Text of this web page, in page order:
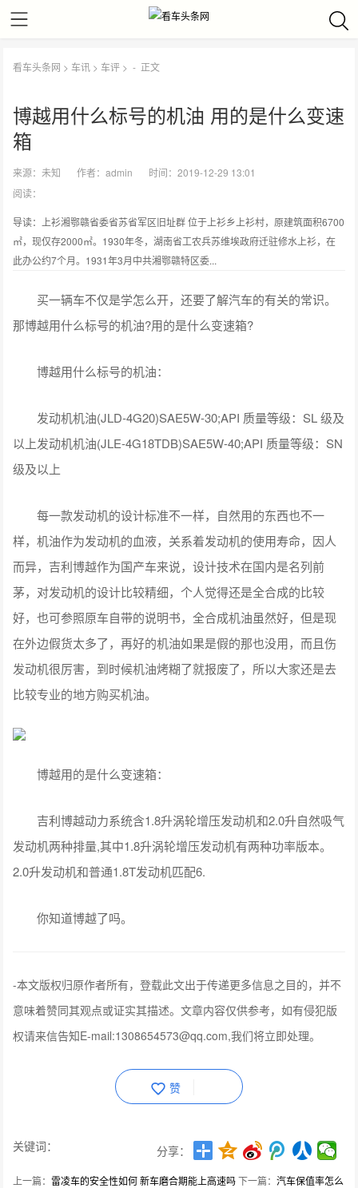
看车头条网 >车讯 >车评 > - 正文
博越用什么标号的机油 用的是什么变速
箱
来源：未知 作者：admin
时间：2019-12-29 13:01
阅读：
导读：上衫湘鄂赣省委省苏省军区旧址群 位于上衫乡上衫村，原建筑面积6700
㎡，现仅存2000㎡。1930年冬，湖南省工农兵苏维埃政府迁驻修水上衫，在
此办公约7个月。1931年3月中共湘鄂赣特区委...
买一辆车不仅是学怎么开，还要了解汽车的有关的常识。
那博越用什么标号的机油?用的是什么变速箱?
博越用什么标号的机油：
发动机机油(JLD-4G20)SAE5W-30;API 质量等级：SL 级及
以上发动机机油(JLE-4G18TDB)SAE5W-40;API 质量等级：SN
级及以上
每一款发动机的设计标准不一样，自然用的东西也不一
样，机油作为发动机的血液，关系着发动机的使用寿命，因人
而异，吉利博越作为国产车来说，设计技术在国内是名列前
茅，对发动机的设计比较精细，个人觉得还是全合成的比较
好，也可参照原车自带的说明书，全合成机油虽然好，但是现
在外边假货太多了，再好的机油如果是假的那也没用，而且伤
发动机很厉害，到时候机油烤糊了就报废了，所以大家还是去
比较专业的地方购买机油。
博越用的是什么变速箱：
吉利博越动力系统含1.8升涡轮增压发动机和2.0升自然吸气
发动机两种排量,其中1.8升涡轮增压发动机有两种功率版本。
2.0升发动机和普通1.8T发动机匹配6.
你知道博越了吗。
-本文版权归原作者所有，登载此文出于传递更多信息之目的，并不
意味着赞同其观点或证实其描述。文章内容仅供参考，如有侵犯版
权请来信告知E-mail:1308654573@qq.com,我们将立即处理。
赞
关键词： 分享：
上一篇： 雷凌车的安全性如何 新车磨合期能上高速吗下一篇：汽车保值率怎么